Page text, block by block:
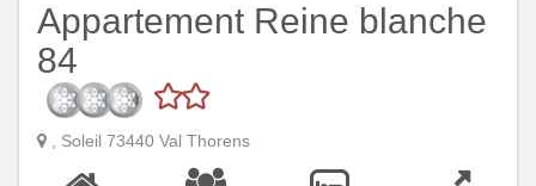
Appartement Reine blanche
84
, Soleil 73440 Val Thorens